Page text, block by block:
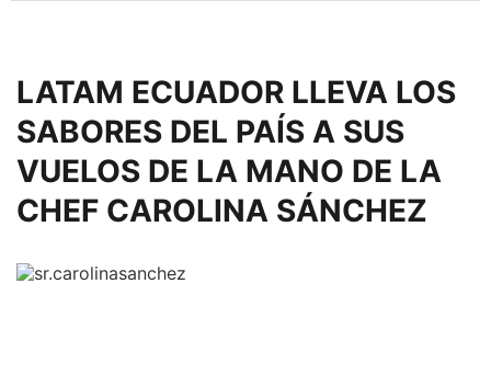
LATAM ECUADOR LLEVA LOS
SABORES DEL PAÍS A SUS
VUELOS DE LA MANO DE LA
CHEF CAROLINA SÁNCHEZ